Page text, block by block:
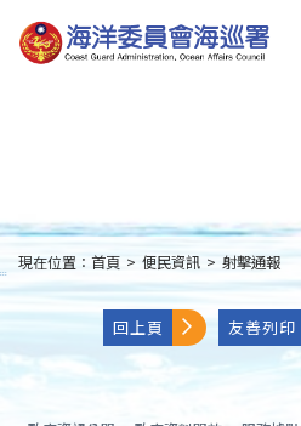
到
主
:::
現在位置： 首頁 > 便民資訊 > 射擊通報
回上頁 友善列印